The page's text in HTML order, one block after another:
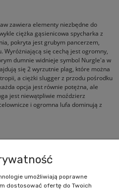
zawiera elementy niezbędne do
ciężka gąsienicowa spycharka z
pokryta jest grubym pancerzem,
Wyróżniającą się cechą jest ogromny,
dumnie widnieje symbol Nurgle'a w
się 2 wyrzutnie plag, które można
a ciężki slugger z przodu pośrodku
opcja jest równie potężna, ale
jest niewątpliwie moździerz
i ogromna lufa dominują z
umożliwiają poprawne
dostosować ofertę do Twoich